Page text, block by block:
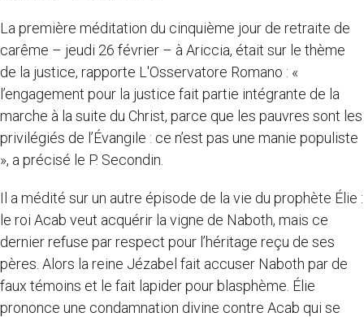
La première méditation du cinquième jour de retraite de
carême – jeudi 26 février – à Ariccia, était sur le thème
de la justice, rapporte L'Osservatore Romano : «
l’engagement pour la justice fait partie intégrante de la
marche à la suite du Christ, parce que les pauvres sont les
privilégiés de l’Évangile : ce n’est pas une manie populiste
», a précisé le P. Secondin.
Il a médité sur un autre épisode de la vie du prophète Élie :
le roi Acab veut acquérir la vigne de Naboth, mais ce
dernier refuse par respect pour l’héritage reçu de ses
pères. Alors la reine Jézabel fait accuser Naboth par de
faux témoins et le fait lapider pour blasphème. Élie
prononce une condamnation divine contre Acab qui se